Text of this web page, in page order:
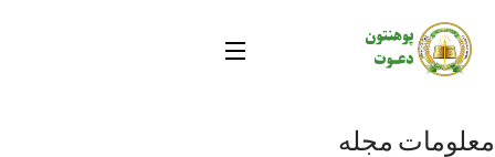
معلومات مجله